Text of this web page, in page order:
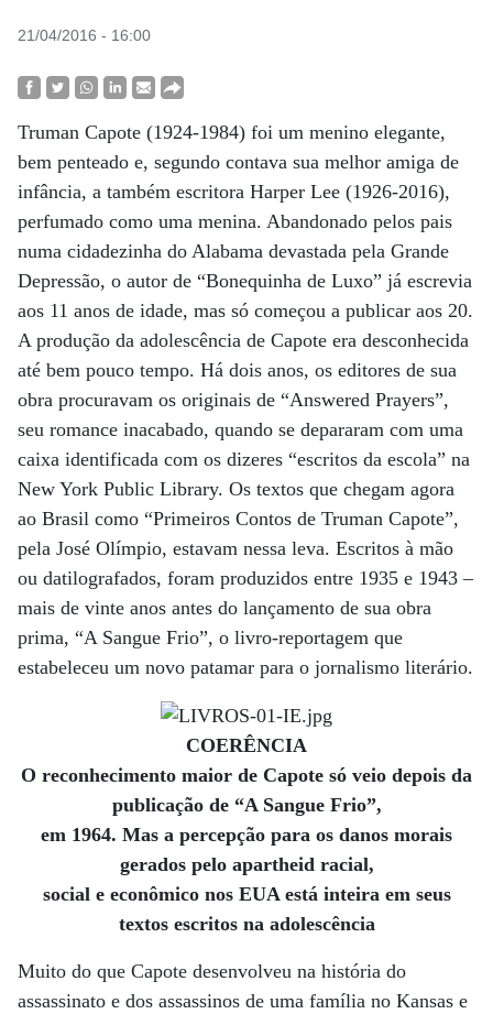
21/04/2016 - 16:00
Truman Capote (1924-1984) foi um menino elegante,
bem penteado e, segundo contava sua melhor amiga de
infância, a também escritora Harper Lee (1926-2016),
perfumado como uma menina. Abandonado pelos pais
numa cidadezinha do Alabama devastada pela Grande
Depressão, o autor de “Bonequinha de Luxo” já escrevia
aos 11 anos de idade, mas só começou a publicar aos 20.
A produção da adolescência de Capote era desconhecida
até bem pouco tempo. Há dois anos, os editores de sua
obra procuravam os originais de “Answered Prayers”,
seu romance inacabado, quando se depararam com uma
caixa identificada com os dizeres “escritos da escola” na
New York Public Library. Os textos que chegam agora
ao Brasil como “Primeiros Contos de Truman Capote”,
pela José Olímpio, estavam nessa leva. Escritos à mão
ou datilografados, foram produzidos entre 1935 e 1943 –
mais de vinte anos antes do lançamento de sua obra
prima, “A Sangue Frio”, o livro-reportagem que
estabeleceu um novo patamar para o jornalismo literário.
COERÊNCIA
O reconhecimento maior de Capote só veio depois da
publicação de “A Sangue Frio”,
em 1964. Mas a percepção para os danos morais
gerados pelo apartheid racial,
social e econômico nos EUA está inteira em seus
textos escritos na adolescência
Muito do que Capote desenvolveu na história do
assassinato e dos assassinos de uma família no Kansas e